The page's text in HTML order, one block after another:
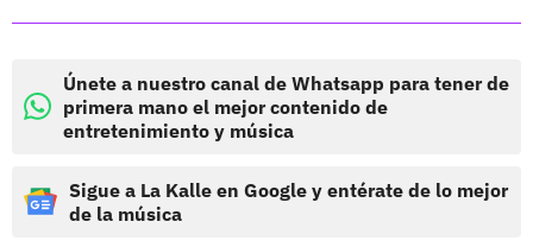
Únete a nuestro canal de Whatsapp para tener de
primera mano el mejor contenido de
entretenimiento y música
Sigue a La Kalle en Google y entérate de lo mejor
de la música